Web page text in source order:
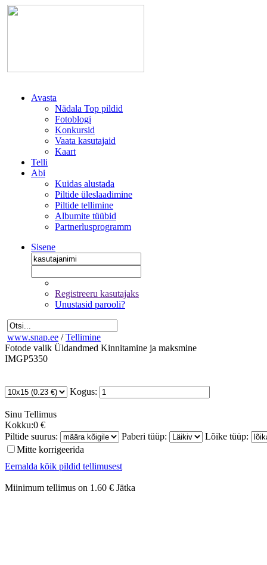
Avasta
Nädala Top pildid
Fotoblogi
Konkursid
Vaata kasutajaid
Kaart
Telli
Abi
Kuidas alustada
Piltide üleslaadimine
Piltide tellimine
Albumite tüübid
Partnerlusprogramm
Sisene
Registreeru kasutajaks
Unustasid parooli?
www.snap.ee / Tellimine
Fotode valik Üldandmed Kinnitamine ja maksmine
IMGP5350
Kogus:
Sinu Tellimus
Kokku:0 €
Piltide suurus:
Paberi tüüp:
Lõike tüüp:
Mitte korrigeerida
Eemalda kõik pildid tellimusest
Miinimum tellimus on 1.60 € Jätka